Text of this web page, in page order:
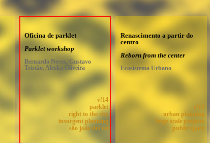
Oficina de parklet
Parklet workshop
Bernardo Neves, Gustavo
Tristão, Aleska Oliveira
v!14
parklet
right to the city
insurgent planning
são joão del-rei
Renascimento a partir do
centro
Reborn from the center
Ecosistema Urbano
v!13
urban planning
large scale projects
public space